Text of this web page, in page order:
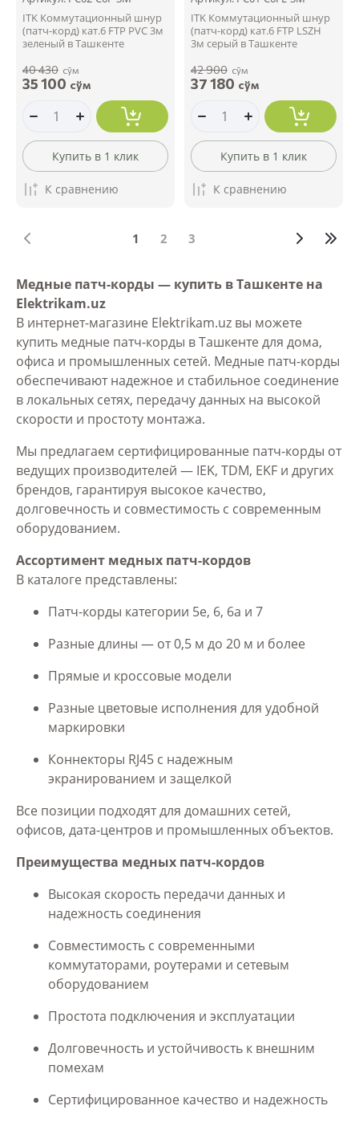
ITK Коммутационный шнур
(патч-корд) кат.6 FTP PVC 3м
зеленый в Ташкенте
40 430 сўм
35 100 сўм
Купить в 1 клик
К сравнению
ITK Коммутационный шнур
(патч-корд) кат.6 FTP LSZH
3м серый в Ташкенте
42 900 сўм
37 180 сўм
Купить в 1 клик
К сравнению
1 2 3
Медные патч-корды — купить в Ташкенте на
Elektrikam.uz
В интернет-магазине Elektrikam.uz вы можете
купить медные патч-корды в Ташкенте для дома,
офиса и промышленных сетей. Медные патч-корды
обеспечивают надежное и стабильное соединение
в локальных сетях, передачу данных на высокой
скорости и простоту монтажа.
Мы предлагаем сертифицированные патч-корды от
ведущих производителей — IEK, TDM, EKF и других
брендов, гарантируя высокое качество,
долговечность и совместимость с современным
оборудованием.
Ассортимент медных патч-кордов
В каталоге представлены:
Патч-корды категории 5e, 6, 6a и 7
Разные длины — от 0,5 м до 20 м и более
Прямые и кроссовые модели
Разные цветовые исполнения для удобной
маркировки
Коннекторы RJ45 с надежным
экранированием и защелкой
Все позиции подходят для домашних сетей,
офисов, дата-центров и промышленных объектов.
Преимущества медных патч-кордов
Высокая скорость передачи данных и
надежность соединения
Совместимость с современными
коммутаторами, роутерами и сетевым
оборудованием
Простота подключения и эксплуатации
Долговечность и устойчивость к внешним
помехам
Сертифицированное качество и надежность